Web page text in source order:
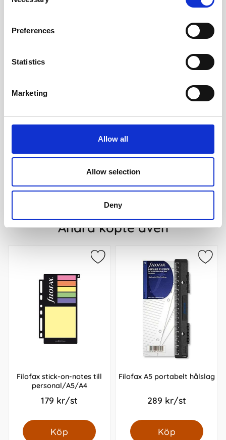
Preferences
Statistics
Marketing
Allow all
Allow selection
Deny
Filofax Metropol A5 Svart
989 kr/st
Köp
Filofax A5 olinjerade blad
95 kr/st
Köp
Andra köpte även
Filofax stick-on-notes till
personal/A5/A4
179 kr/st
Köp
Filofax A5 portabelt hålslag
289 kr/st
Köp